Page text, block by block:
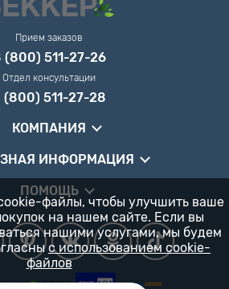
Прием заказов
(800) 511-27-26
Отдел консультации
(800) 511-27-28
КОМПАНИЯ
ИНФОРМАЦИЯ
ПОМОЩЬ
файлы, чтобы улучшить ваше
на нашем сайте. Если вы
нашими услугами, мы будем
с использованием cookie-
файлов